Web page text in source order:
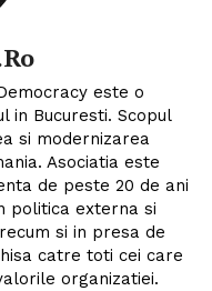
este o
in Bucuresti. Scopul
si modernizarea
Asociatia este
de peste 20 de ani
politica externa si
si in presa de
catre toti cei care
organizatiei.